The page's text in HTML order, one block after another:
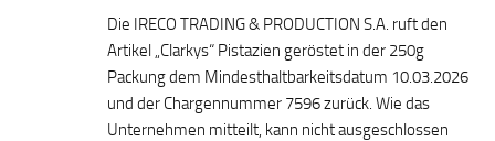
Die IRECO TRADING & PRODUCTION S.A. ruft den
Artikel „Clarkys“ Pistazien geröstet in der 250g
Packung dem Mindesthaltbarkeitsdatum 10.03.2026
und der Chargennummer 7596 zurück. Wie das
Unternehmen mitteilt, kann nicht ausgeschlossen